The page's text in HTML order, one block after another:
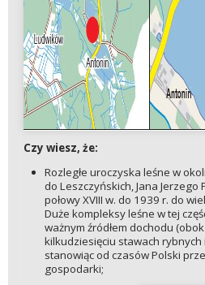
Czy wiesz, że:
Rozległe uroczyska leśne w
do Leszczyńskich, Jana
połowy XVIII w. do 1939 r. do
Duże kompleksy leśne w tej
ważnym źródłem dochodu
kilkudziesięciu stawach
stanowiąc od czasów Polski
gospodarki;